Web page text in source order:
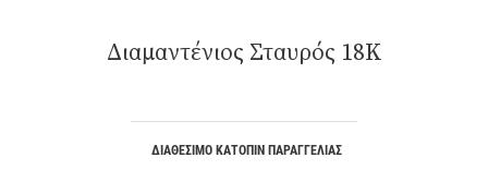
Διαμαντένιος Σταυρός 18K
ΔΙΑΘΈΣΙΜΟ ΚΑΤΌΠΙΝ ΠΑΡΑΓΓΕΛΊΑΣ